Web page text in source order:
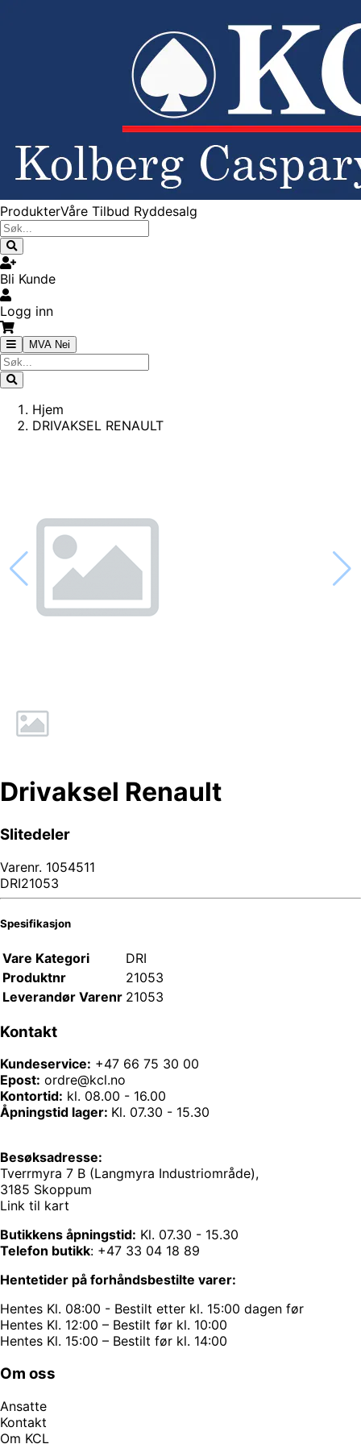
ProdukterVåre Tilbud Ryddesalg
Bli Kunde
Logg inn
MVA Nei
Hjem
DRIVAKSEL RENAULT
Drivaksel Renault
Slitedeler
Varenr. 1054511
DRI21053
Spesifikasjon
Vare Kategori
DRI
Produktnr
21053
Leverandør Varenr 21053
Kontakt
Kundeservice: +47 66 75 30 00
Epost: ordre@kcl.no
Kontortid: kl. 08.00 - 16.00
Åpningstid lager: Kl. 07.30 - 15.30
Besøksadresse:
Tverrmyra 7 B (Langmyra Industriområde),
3185 Skoppum
Link til kart
Butikkens åpningstid: Kl. 07.30 - 15.30
Telefon butikk: +47 33 04 18 89
Hentetider på forhåndsbestilte varer:
Hentes Kl. 08:00 - Bestilt etter kl. 15:00 dagen før
Hentes Kl. 12:00 – Bestilt før kl. 10:00
Hentes Kl. 15:00 – Bestilt før kl. 14:00
Om oss
Ansatte
Kontakt
Om KCL